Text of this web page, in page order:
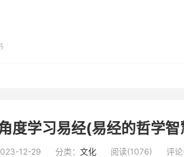
度学习易经(易经的哲学
12-29 分类： 文化 阅读(1076) 评